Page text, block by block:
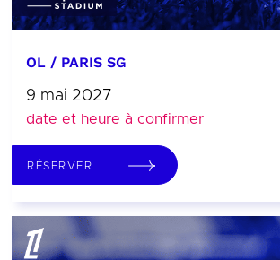
OL / PARIS SG
9 mai 2027
date et heure à confirmer
RÉSERVER